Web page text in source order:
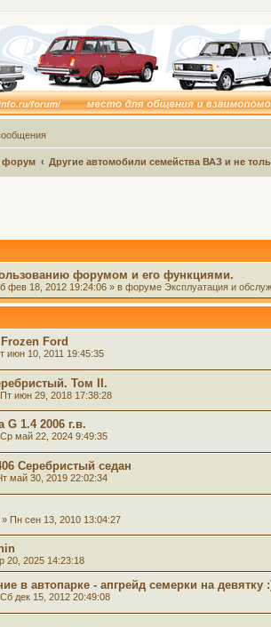
форум Другие автомобили семейства ВАЗ и не
форумом и его функциями.
фев 18, 2012 19:24:06 » в форуме Эксплуатация и
Ford
июн 10, 2011 19:45:35
Том II.
июн 29, 2018 17:38:28
G 1.4 2006 г.в.
май 22, 2024 9:49:35
Серебристый седан
май 30, 2019 22:02:34
» Пн сен 13, 2010 13:04:27
20, 2025 14:23:18
в автопарке - апгрейд семерки на девятку
дек 15, 2012 20:49:08